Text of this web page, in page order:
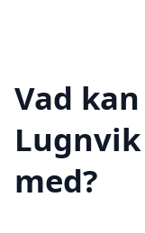
Vad
med?